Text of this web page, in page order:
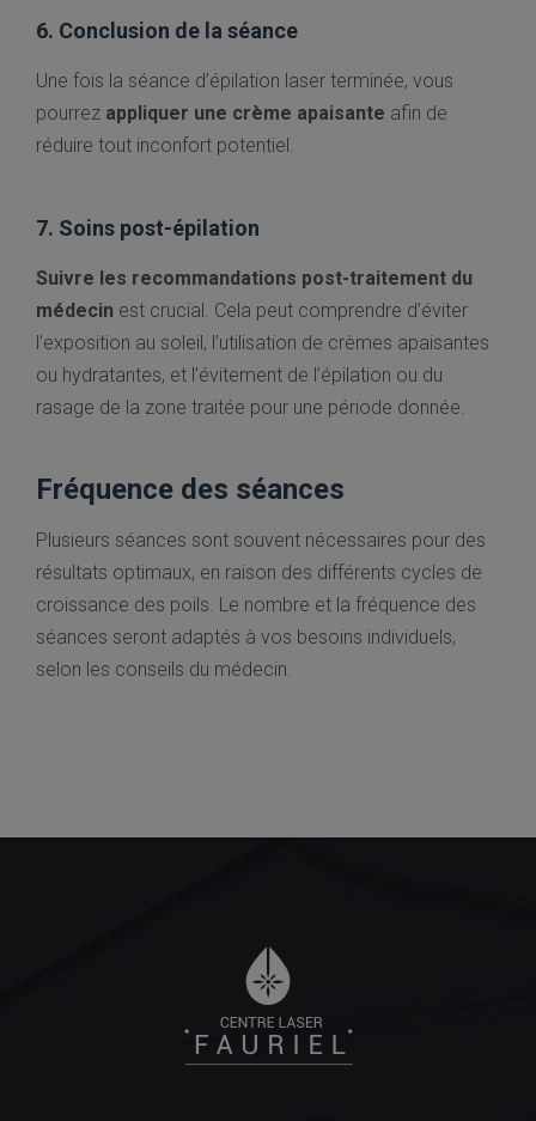
6. Conclusion de la séance
Une fois la séance d’épilation laser terminée, vous
pourrez appliquer une crème apaisante afin de
réduire tout inconfort potentiel.
7. Soins post-épilation
Suivre les recommandations post-traitement du
médecin est crucial. Cela peut comprendre d’éviter
l’exposition au soleil, l’utilisation de crèmes apaisantes
ou hydratantes, et l’évitement de l’épilation ou du
rasage de la zone traitée pour une période donnée.
Fréquence des séances
Plusieurs séances sont souvent nécessaires pour des
résultats optimaux, en raison des différents cycles de
croissance des poils. Le nombre et la fréquence des
séances seront adaptés à vos besoins individuels,
selon les conseils du médecin.